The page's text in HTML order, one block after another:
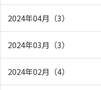
2024年04月（3）
2024年03月（3）
2024年02月（4）